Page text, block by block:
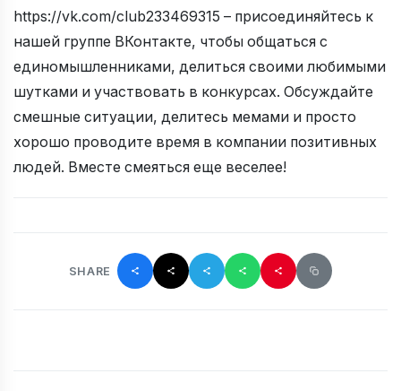
https://vk.com/club233469315 – присоединяйтесь к
нашей группе ВКонтакте, чтобы общаться с
единомышленниками, делиться своими любимыми
шутками и участвовать в конкурсах. Обсуждайте
смешные ситуации, делитесь мемами и просто
хорошо проводите время в компании позитивных
людей. Вместе смеяться еще веселее!
SHARE